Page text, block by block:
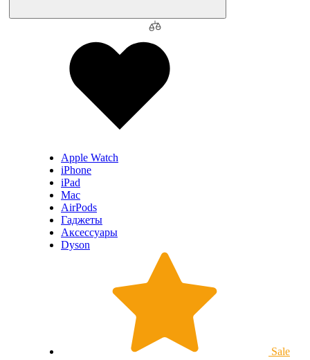
Apple Watch
iPhone
iPad
Mac
AirPods
Гаджеты
Аксессуары
Dyson
Sale